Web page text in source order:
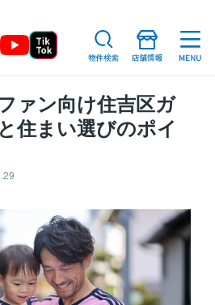
ァン向け住吉区ガ
住まい選びのポイ